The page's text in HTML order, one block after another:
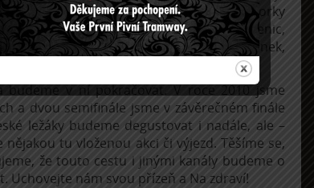
bleskovou obsluhu, kde nehrozí, že vzorky
nejméně 88 stejných tenkostěnných sklenic,
počtu lahví, kde máme svůj salonek,
v ní pokračovat. V roce 2010 jsme
a dvou semifinále jsme v závěrečném finále
ležáky budeme degustovat i nadále, ale –
tu vloženou akci či výjezd. Těšíme se,
že touto cestu i jinými kanály budeme o
nám svou přízeň a Na zdraví!